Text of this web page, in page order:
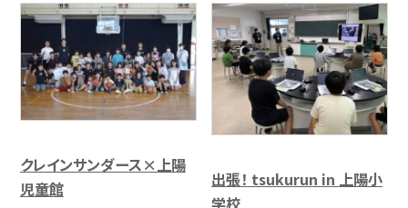
クレインサンダース×上陽
児童館
出張！ tsukurun in 上陽小